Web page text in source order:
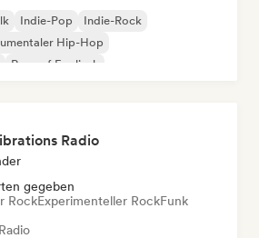
Indie-Pop
Indie-Rock
Hip-Hop
Rap auf Englisch
Radio
gegeben
RockExperimenteller RockFunk